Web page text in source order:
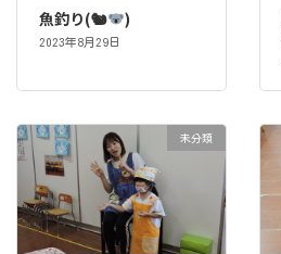
魚釣り(🐿 )
2023年8月29日
未分類